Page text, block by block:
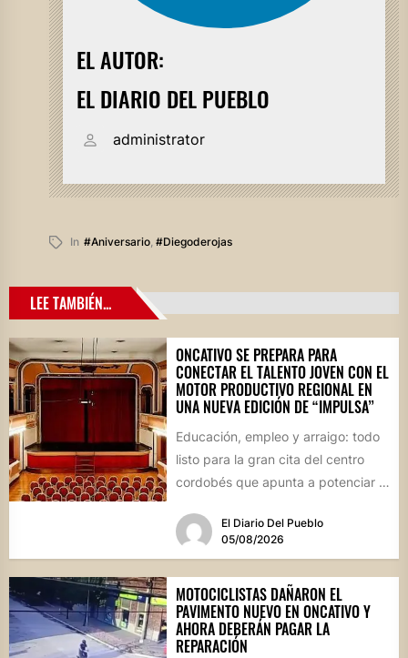
EL AUTOR:
EL DIARIO DEL PUEBLO
administrator
In #aniversario, #diegoderojas
LEE TAMBIÉN...
ONCATIVO SE PREPARA PARA
CONECTAR EL TALENTO JOVEN CON EL
MOTOR PRODUCTIVO REGIONAL EN
UNA NUEVA EDICIÓN DE “IMPULSA”
Educación, empleo y arraigo: todo
listo para la gran cita del centro
cordobés que apunta a potenciar el
El Diario Del Pueblo
05/08/2026
MOTOCICLISTAS DAÑARON EL
PAVIMENTO NUEVO EN ONCATIVO Y
AHORA DEBERÁN PAGAR LA
REPARACIÓN